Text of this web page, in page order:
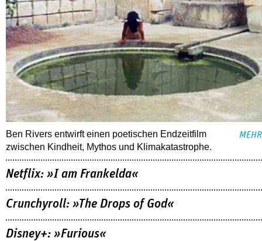
Ben Rivers entwirft einen poetischen Endzeitfilm
zwischen Kindheit, Mythos und Klimakatastrophe.
MEHR
Netflix: »I am Frankelda«
Crunchyroll: »The Drops of God«
Disney+: »Furious«